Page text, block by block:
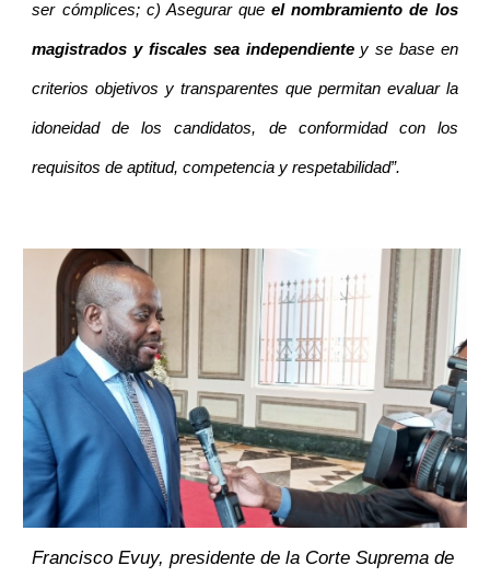
ser cómplices; c) Asegurar queel nombramiento de los
magistrados y fiscales sea independientey se base en
criterios objetivos y transparentes que permitan evaluar la
idoneidad de los candidatos, de conformidad con los
requisitos de aptitud, competencia y respetabilidad”.
Francisco Evuy, presidente de la Corte Suprema de